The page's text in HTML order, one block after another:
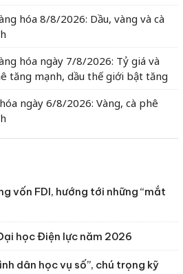
hóa 8/8/2026: Dầu, vàng và cà
hóa ngày 7/8/2026: Tỷ giá và
tăng mạnh, dầu thế giới bật tăng
ngày 6/8/2026: Vàng, cà phê
vốn FDI, hướng tới những “mắt
học Điện lực năm 2026
dân học vụ số”, chú trọng kỹ